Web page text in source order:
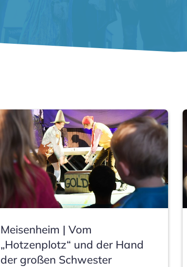
Meisenheim | Vom
„Hotzenplotz“ und der Hand
der großen Schwester